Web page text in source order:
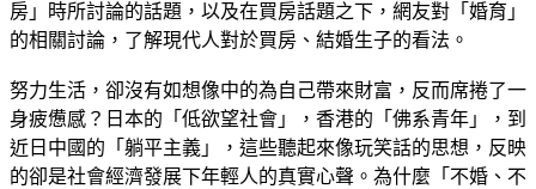
房」時所討論的話題，以及在買房話題之下，網友對「婚育」
的相關討論，了解現代人對於買房、結婚生子的看法。
努力生活，卻沒有如想像中的為自己帶來財富，反而席捲了一
身疲憊感？日本的「低欲望社會」，香港的「佛系青年」，到
近日中國的「躺平主義」，這些聽起來像玩笑話的思想，反映
的卻是社會經濟發展下年輕人的真實心聲。為什麼「不婚、不